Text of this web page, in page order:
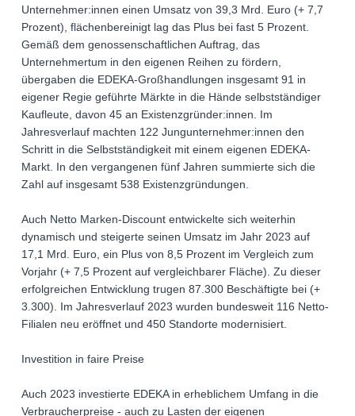
Unternehmer:innen einen Umsatz von 39,3 Mrd. Euro (+ 7,7
Prozent), flächenbereinigt lag das Plus bei fast 5 Prozent.
Gemäß dem genossenschaftlichen Auftrag, das
Unternehmertum in den eigenen Reihen zu fördern,
übergaben die EDEKA-Großhandlungen insgesamt 91 in
eigener Regie geführte Märkte in die Hände selbstständiger
Kaufleute, davon 45 an Existenzgründer:innen. Im
Jahresverlauf machten 122 Jungunternehmer:innen den
Schritt in die Selbstständigkeit mit einem eigenen EDEKA-
Markt. In den vergangenen fünf Jahren summierte sich die
Zahl auf insgesamt 538 Existenzgründungen.
Auch Netto Marken-Discount entwickelte sich weiterhin
dynamisch und steigerte seinen Umsatz im Jahr 2023 auf
17,1 Mrd. Euro, ein Plus von 8,5 Prozent im Vergleich zum
Vorjahr (+ 7,5 Prozent auf vergleichbarer Fläche). Zu dieser
erfolgreichen Entwicklung trugen 87.300 Beschäftigte bei (+
3.300). Im Jahresverlauf 2023 wurden bundesweit 116 Netto-
Filialen neu eröffnet und 450 Standorte modernisiert.
Investition in faire Preise
Auch 2023 investierte EDEKA in erheblichem Umfang in die
Verbraucherpreise - auch zu Lasten der eigenen